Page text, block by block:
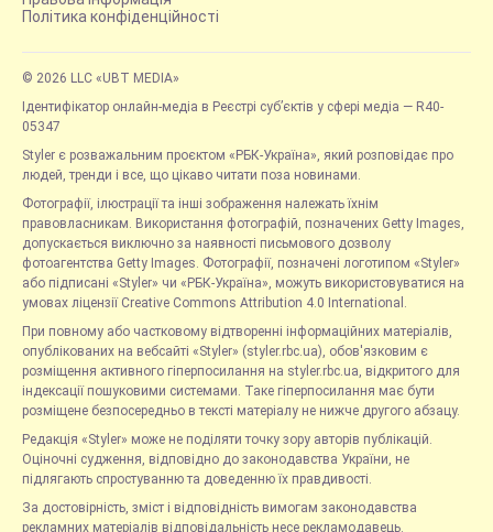
Політика конфіденційності
© 2026 LLC «UBT MEDIA»
Ідентифікатор онлайн-медіа в Реєстрі суб’єктів у сфері медіа — R40-
05347
Styler є розважальним проєктом «РБК-Україна», який розповідає про
людей, тренди і все, що цікаво читати поза новинами.
Фотографії, ілюстрації та інші зображення належать їхнім
правовласникам. Використання фотографій, позначених Getty Images,
допускається виключно за наявності письмового дозволу
фотоагентства Getty Images. Фотографії, позначені логотипом «Styler»
або підписані «Styler» чи «РБК-Україна», можуть використовуватися на
умовах ліцензії Creative Commons Attribution 4.0 International.
При повному або частковому відтворенні інформаційних матеріалів,
опублікованих на вебсайті «Styler» (styler.rbc.ua), обов'язковим є
розміщення активного гіперпосилання на styler.rbc.ua, відкритого для
індексації пошуковими системами. Таке гіперпосилання має бути
розміщене безпосередньо в тексті матеріалу не нижче другого абзацу.
Редакція «Styler» може не поділяти точку зору авторів публікацій.
Оціночні судження, відповідно до законодавства України, не
підлягають спростуванню та доведенню їх правдивості.
За достовірність, зміст і відповідність вимогам законодавства
рекламних матеріалів відповідальність несе рекламодавець.